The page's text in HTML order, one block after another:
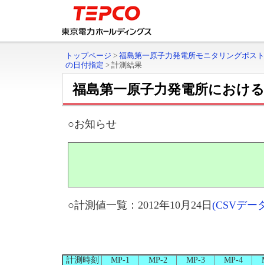
トップページ > 福島第一原子力発電所モニタリングポス
の日付指定 > 計測結果
福島第一原子力発電所におけ
○お知らせ
○計測値一覧：2012年10月24日 (CSVデー
計測時刻 MP-1 MP-2 MP-3 MP-4